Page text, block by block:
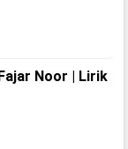
Noor | Lirik